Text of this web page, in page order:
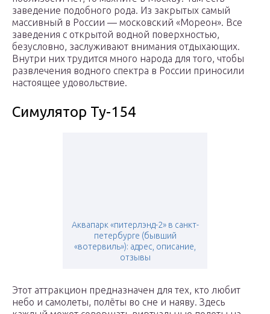
заведение подобного рода. Из закрытых самый
массивный в России — московский «Мореон». Все
заведения с открытой водной поверхностью,
безусловно, заслуживают внимания отдыхающих.
Внутри них трудится много народа для того, чтобы
развлечения водного спектра в России приносили
настоящее удовольствие.
Симулятор Ту-154
Аквапарк «питерлэнд-2» в санкт-
петербурге (бывший
«вотервиль»): адрес, описание,
отзывы
Этот аттракцион предназначен для тех, кто любит
небо и самолеты, полёты во сне и наяву. Здесь